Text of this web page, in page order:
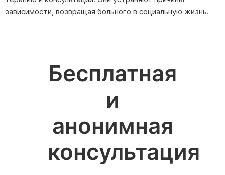
зависимости, возвращая больного в социальную жизнь.
Бесплатная
и
анонимная
консультация